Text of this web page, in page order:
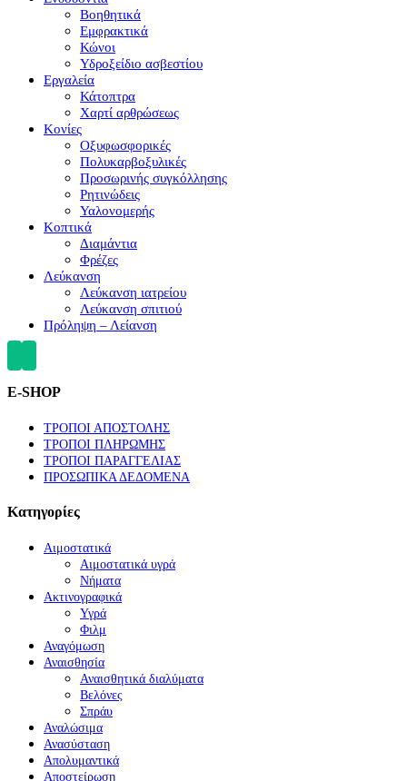
Βοηθητικά
Εμφρακτικά
Κώνοι
Υδροξείδιο ασβεστίου
Εργαλεία
Κάτοπτρα
Χαρτί αρθρώσεως
Κονίες
Οξυφωσφορικές
Πολυκαρβοξυλικές
Προσωρινής συγκόλλησης
Ρητινώδεις
Υαλονομερής
Κοπτικά
Διαμάντια
Φρέζες
Λεύκανση
Λεύκανση ιατρείου
Λεύκανση σπιτιού
Πρόληψη – Λείανση
E-SHOP
ΤΡΟΠΟΙ ΑΠΟΣΤΟΛΗΣ
ΤΡΟΠΟΙ ΠΛΗΡΩΜΗΣ
ΤΡΟΠΟΙ ΠΑΡΑΓΓΕΛΙΑΣ
ΠΡΟΣΩΠΙΚΑ ΔΕΔΟΜΕΝΑ
Κατηγορίες
Αιμοστατικά
Αιμοστατικά υγρά
Νήματα
Ακτινογραφικά
Υγρά
Φιλμ
Αναγόμωση
Αναισθησία
Αναισθητικά διαλύματα
Βελόνες
Σπράυ
Αναλώσιμα
Ανασύσταση
Απολυμαντικά
Αποστείρωση